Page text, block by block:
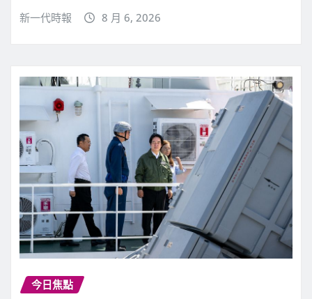
新一代時報 8 月 6, 2026
今日焦點